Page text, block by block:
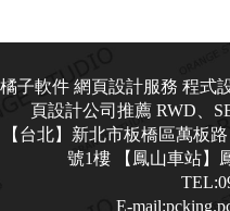
橘子軟件 網頁設計服務 程式
頁設計公司推薦 RWD、
【台北】新北市板橋區萬板
號1樓 【鳳山車站】
E-